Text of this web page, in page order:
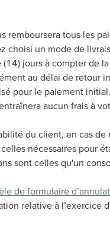
remboursera tous les
choisi un mode de
(14) jours à compter de
au délai de retour
pour le paiement
aucun frais à
du client, en cas
nécessaires pour
sont celles qu'un
de formulaire
relative à l’exercice